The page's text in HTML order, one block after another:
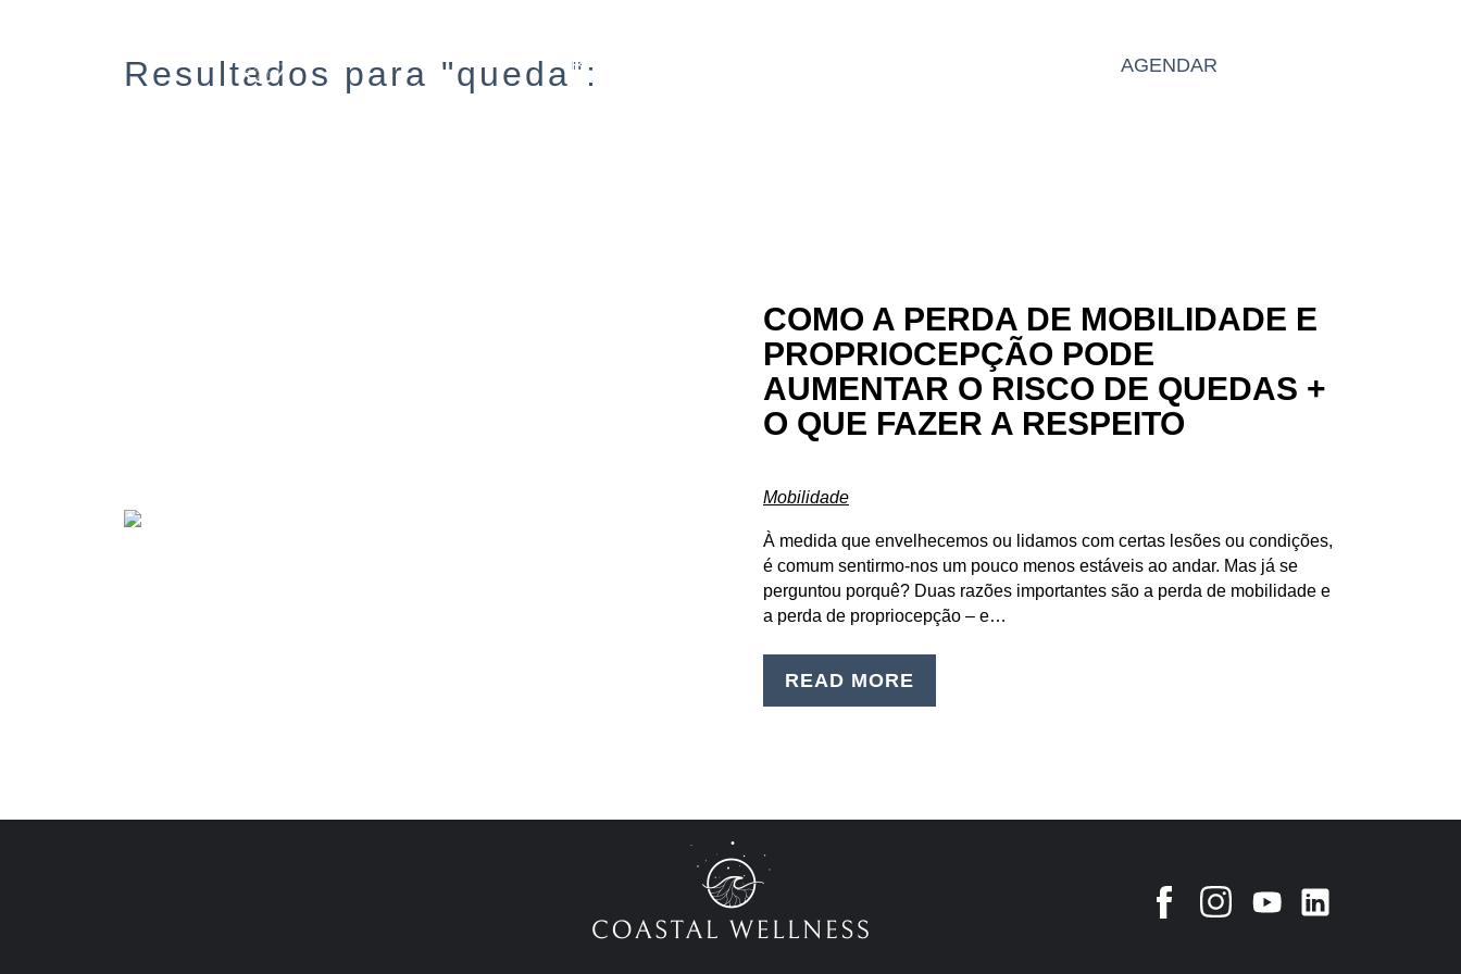
BENEFÍCIOS AGENDAR
Resultados para "queda":
COMO A PERDA DE MOBILIDADE E
PROPRIOCEPÇÃO PODE
AUMENTAR O RISCO DE QUEDAS +
O QUE FAZER A RESPEITO
Mobilidade
À medida que envelhecemos ou lidamos com certas lesões ou condições,
é comum sentirmo-nos um pouco menos estáveis ao andar. Mas já se
perguntou porquê? Duas razões importantes são a perda de mobilidade e
a perda de propriocepção – e…
READ MORE